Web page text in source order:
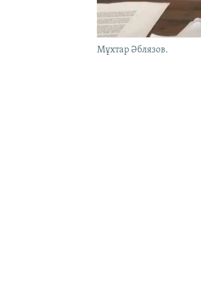
Мұхтар Әблязов.